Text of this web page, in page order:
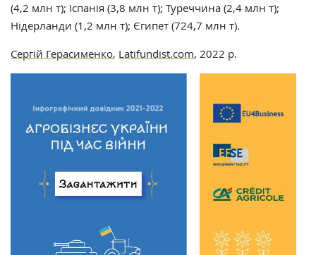
(4,2 млн т); Іспанія (3,8 млн т); Туреччина (2,4 млн т);
Нідерланди (1,2 млн т); Єгипет (724,7 млн т).
Сергій Герасименко, Latifundist.com, 2022 р.